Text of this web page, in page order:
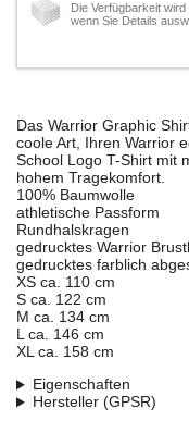
Die Verfügbarkeit wird
wenn Sie Details
Das Warrior Graphic
coole Art, Ihren Warrior
School Logo T-Shirt mit
hohem Tragekomfort.
100% Baumwolle
athletische Passform
Rundhalskragen
gedrucktes Warrior
gedrucktes farblich
XS ca. 110 cm
S ca. 122 cm
M ca. 134 cm
L ca. 146 cm
XL ca. 158 cm
Eigenschaften
Hersteller (GPSR)